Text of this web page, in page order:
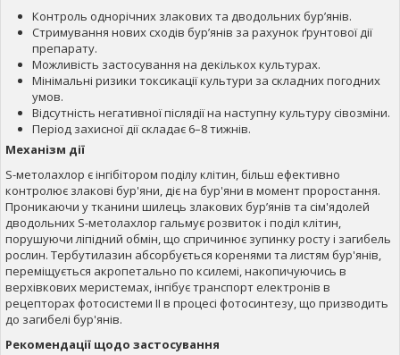
Контроль однорічних злакових та дводольних бур’янів.
Стримування нових сходів бур’янів за рахунок ґрунтової дії
препарату.
Можливість застосування на декількох культурах.
Мінімальні ризики токсикації культури за складних погодних
умов.
Відсутність негативної післядії на наступну культуру сівозміни.
Період захисної дії складає 6–8 тижнів.
Механізм дії
S-метолахлор є інгібітором поділу клітин, більш ефективно
контролює злакові бур'яни, діє на бур'яни в момент проростання.
Проникаючи у тканини шилець злакових бур’янів та сім'ядолей
дводольних S-метолахлор гальмує розвиток і поділ клітин,
порушуючи ліпідний обмін, що спричинює зупинку росту і загибель
рослин. Тербутилазин абсорбується коренями та листям бур'янів,
переміщується акропетально по ксилемі, накопичуючись в
верхівкових меристемах, інгібує транспорт електронів в
рецепторах фотосистеми II в процесі фотосинтезу, що призводить
до загибелі бур'янів.
Рекомендації щодо застосування